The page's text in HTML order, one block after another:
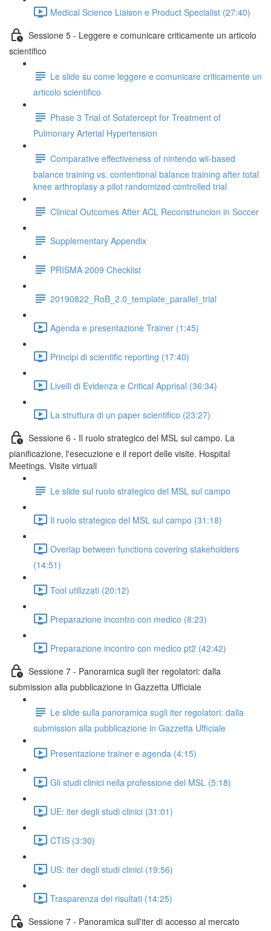
Medical Science Liaison e Product Specialist (27:40)
Sessione 5 - Leggere e comunicare criticamente un articolo
scientifico
Le slide su come leggere e comunicare criticamente un
articolo scientifico
Phase 3 Trial of Sotatercept for Treatment of
Pulmonary Arterial Hypertension
Comparative effectiveness of nintendo wii-based
balance training vs. contentional balance training after total
knee arthroplasy a pilot randomized controlled trial
Clinical Outcomes After ACL Reconstruncion in Soccer
Supplementary Appendix
PRISMA 2009 Checklist
20190822_RoB_2.0_template_parallel_trial
Agenda e presentazione Trainer (1:45)
Principi di scientific reporting (17:40)
Livelli di Evidenza e Critical Apprisal (36:34)
La struttura di un paper scientifico (23:27)
Sessione 6 - Il ruolo strategico del MSL sul campo. La
pianificazione, l'esecuzione e il report delle visite. Hospital
Meetings. Visite virtuali
Le slide sul ruolo strategico del MSL sul campo
Il ruolo strategico del MSL sul campo (31:18)
Overlap between functions covering stakeholders
(14:51)
Tool utilizzati (20:12)
Preparazione incontro con medico (8:23)
Preparazione incontro con medico pt2 (42:42)
Sessione 7 - Panoramica sugli iter regolatori: dalla
submission alla pubblicazione in Gazzetta Ufficiale
Le slide sulla panoramica sugli iter regolatori: dalla
submission alla pubblicazione in Gazzetta Ufficiale
Presentazione trainer e agenda (4:15)
Gli studi clinici nella professione del MSL (5:18)
UE: iter degli studi clinici (31:01)
CTIS (3:30)
US: iter degli studi clinici (19:56)
Trasparenza dei risultati (14:25)
Sessione 7 - Panoramica sull'iter di accesso al mercato